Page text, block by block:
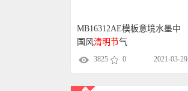
MB16312AE模板意境水墨中
国风清明节气
3825 0 2021-03-29